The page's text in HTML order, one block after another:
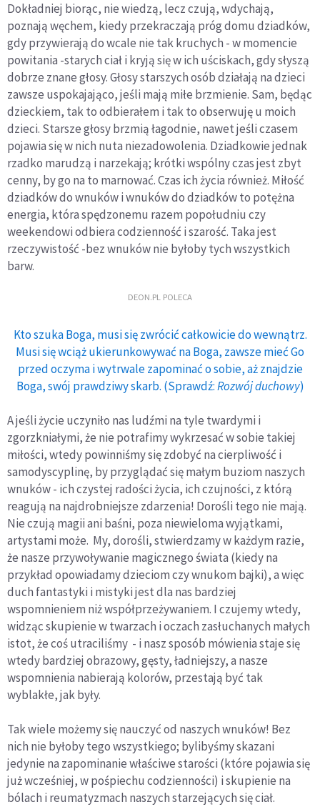
Dokładniej biorąc, nie wiedzą, lecz czują, wdychają,
poznają węchem, kiedy przekraczają próg domu dziadków,
gdy przywierają do wcale nie tak kruchych - w momencie
powitania -starych ciał i kryją się w ich uściskach, gdy słyszą
dobrze znane głosy. Głosy starszych osób działają na dzieci
zawsze uspokajająco, jeśli mają miłe brzmienie. Sam, będąc
dzieckiem, tak to odbierałem i tak to obserwuję u moich
dzieci. Starsze głosy brzmią łagodnie, nawet jeśli czasem
pojawia się w nich nuta niezadowolenia. Dziadkowie jednak
rzadko marudzą i narzekają; krótki wspólny czas jest zbyt
cenny, by go na to marnować. Czas ich życia również. Miłość
dziadków do wnuków i wnuków do dziadków to potężna
energia, która spędzonemu razem popołudniu czy
weekendowi odbiera codzienność i szarość. Taka jest
rzeczywistość -bez wnuków nie byłoby tych wszystkich
barw.
DEON.PL POLECA
Kto szuka Boga, musi się zwrócić całkowicie do wewnątrz.
Musi się wciąż ukierunkowywać na Boga, zawsze mieć Go
przed oczyma i wytrwale zapominać o sobie, aż znajdzie
Boga, swój prawdziwy skarb. (Sprawdź:Rozwój duchowy)
A jeśli życie uczyniło nas ludźmi na tyle twardymi i
zgorzkniałymi, że nie potrafimy wykrzesać w sobie takiej
miłości, wtedy powinniśmy się zdobyć na cierpliwość i
samodyscyplinę, by przyglądać się małym buziom naszych
wnuków - ich czystej radości życia, ich czujności, z którą
reagują na najdrobniejsze zdarzenia! Dorośli tego nie mają.
Nie czują magii ani baśni, poza niewieloma wyjątkami,
artystami może. My, dorośli, stwierdzamy w każdym razie,
że nasze przywoływanie magicznego świata (kiedy na
przykład opowiadamy dzieciom czy wnukom bajki), a więc
duch fantastyki i mistyki jest dla nas bardziej
wspomnieniem niż współprzeżywaniem. I czujemy wtedy,
widząc skupienie w twarzach i oczach zasłuchanych małych
istot, że coś utraciliśmy - i nasz sposób mówienia staje się
wtedy bardziej obrazowy, gęsty, ładniejszy, a nasze
wspomnienia nabierają kolorów, przestają być tak
wyblakłe, jak były.
Tak wiele możemy się nauczyć od naszych wnuków! Bez
nich nie byłoby tego wszystkiego; bylibyśmy skazani
jedynie na zapominanie właściwe starości (które pojawia się
już wcześniej, w pośpiechu codzienności) i skupienie na
bólach i reumatyzmach naszych starzejących się ciał.